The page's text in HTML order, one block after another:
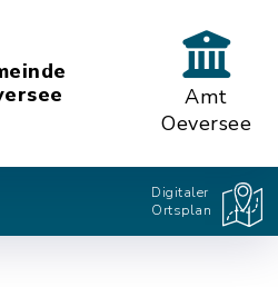
Amt
Oeversee
Digitaler
Ortsplan